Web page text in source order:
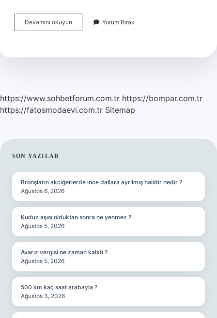
Devamını okuyun
Ne
Yorum Bırak
https://www.sohbetforum.com.tr https://bompar.com.tr
https://fatosmodaevi.com.tr Sitemap
SIDEBAR
SON YAZILAR
Bronşların akciğerlerde ince dallara ayrılmış halidir nedir ?
Ağustos 6, 2026
Kuduz aşısı olduktan sonra ne yenmez ?
Ağustos 5, 2026
Avarız vergisi ne zaman kalktı ?
Ağustos 5, 2026
500 km kaç saat arabayla ?
Ağustos 3, 2026